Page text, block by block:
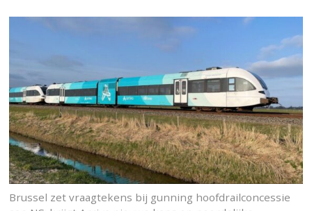
Brussel zet vraagtekens bij gunning hoofdrailconcessie